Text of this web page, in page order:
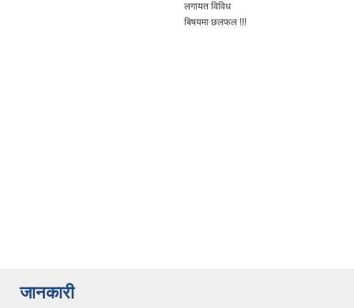
लगायत विविध
बिषयमा छलफल !!!
जानकारी